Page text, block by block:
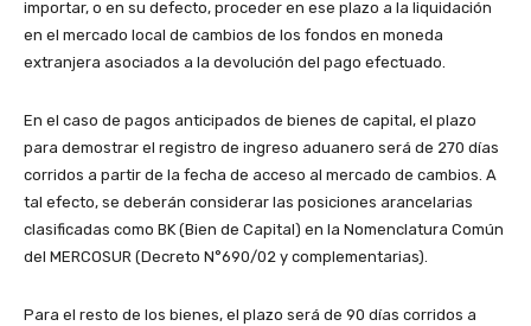
importar, o en su defecto, proceder en ese plazo a la liquidación
en el mercado local de cambios de los fondos en moneda
extranjera asociados a la devolución del pago efectuado.
En el caso de pagos anticipados de bienes de capital, el plazo
para demostrar el registro de ingreso aduanero será de 270 días
corridos a partir de la fecha de acceso al mercado de cambios. A
tal efecto, se deberán considerar las posiciones arancelarias
clasificadas como BK (Bien de Capital) en la Nomenclatura Común
del MERCOSUR (Decreto N°690/02 y complementarias).
Para el resto de los bienes, el plazo será de 90 días corridos a